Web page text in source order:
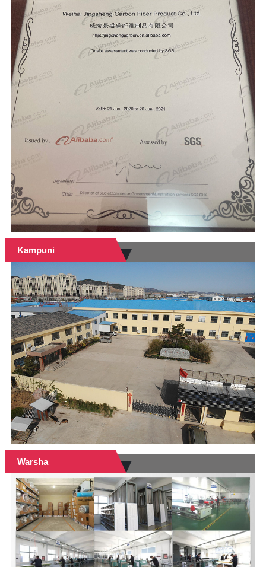
Kampuni
Warsha